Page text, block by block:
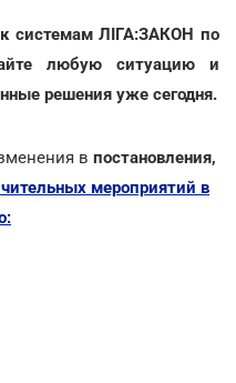
к системам ЛІГА:ЗАКОН по
любую ситуацию и
решения уже сегодня.
в постановления,
мероприятий в